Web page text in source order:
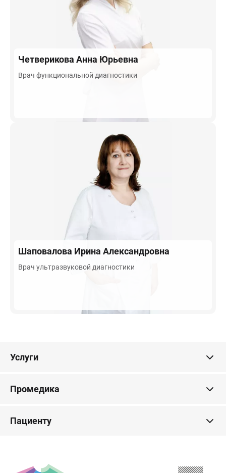
Четверикова Анна Юрьевна
Врач функциональной диагностики
Шаповалова Ирина Александровна
Врач ультразвуковой диагностики
Услуги
Промедика
Пациенту